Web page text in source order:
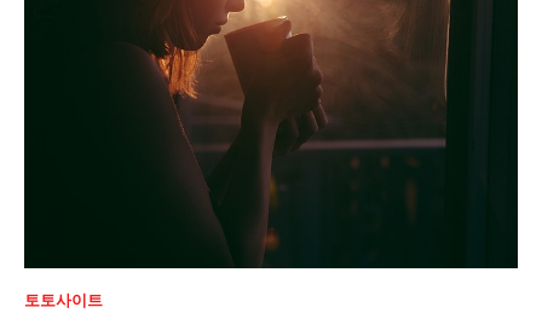
토토사이트